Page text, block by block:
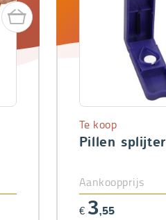
Pillen splijter
Te koop
Aankoopprijs
€ 3,55